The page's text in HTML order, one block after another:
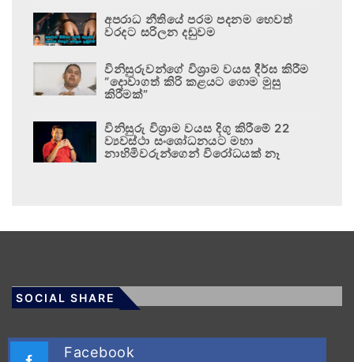
අපරාධ නීතියේ පරම පදනම හෙවත්
වරදට සරිලන දඬුවම
විනිසුරුවන්ගේ විශ්‍රාම වයස දීර්ඝ කිරීම
“දොවාගත් කිරි කළයට ගොම මුසු
කිරීමක්”
විනිසුරු විශ්‍රාම වයස දිගු කිරීමේ 22
ව්‍යවස්ථා සංශෝධනයට මහා
නාහිමිවරුන්ගෙන් විරෝධයක් නෑ
SOCIAL SHARE
Facebook